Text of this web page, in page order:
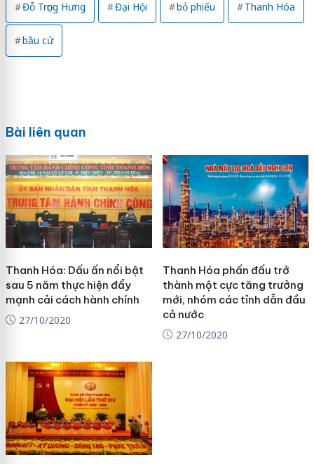
Đỗ Trọng Hưng Đại Hội bỏ phiếu Thanh Hóa
bầu cử
Bài liên quan
Thanh Hóa: Dấu ấn nổi bật
sau 5 năm thực hiện đẩy
mạnh cải cách hành chính
27/10/2020
Thanh Hóa phấn đấu trở
thành một cực tăng trưởng
mới, nhóm các tỉnh dẫn đầu
cả nước
27/10/2020